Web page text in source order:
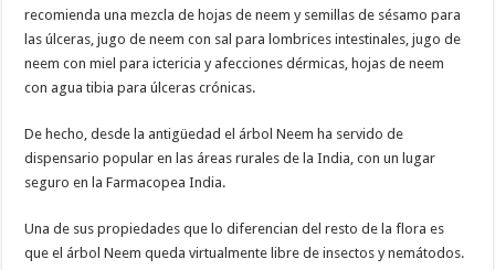
recomienda una mezcla de hojas de neem y semillas de sésamo para
las úlceras, jugo de neem con sal para lombrices intestinales, jugo de
neem con miel para ictericia y afecciones dérmicas, hojas de neem
con agua tibia para úlceras crónicas.
De hecho, desde la antigüedad el árbol Neem ha servido de
dispensario popular en las áreas rurales de la India, con un lugar
seguro en la Farmacopea India.
Una de sus propiedades que lo diferencian del resto de la flora es
que el árbol Neem queda virtualmente libre de insectos y nemátodos.